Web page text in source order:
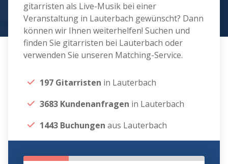
gitarristen als Live-Musik bei einer
Veranstaltung in Lauterbach gewünscht? Dann
können wir Ihnen weiterhelfen! Suchen und
finden Sie gitarristen bei Lauterbach oder
verwenden Sie unseren Matching-Service.
197 Gitarristen in Lauterbach
3683 Kundenanfragen in Lauterbach
1443 Buchungen aus Lauterbach